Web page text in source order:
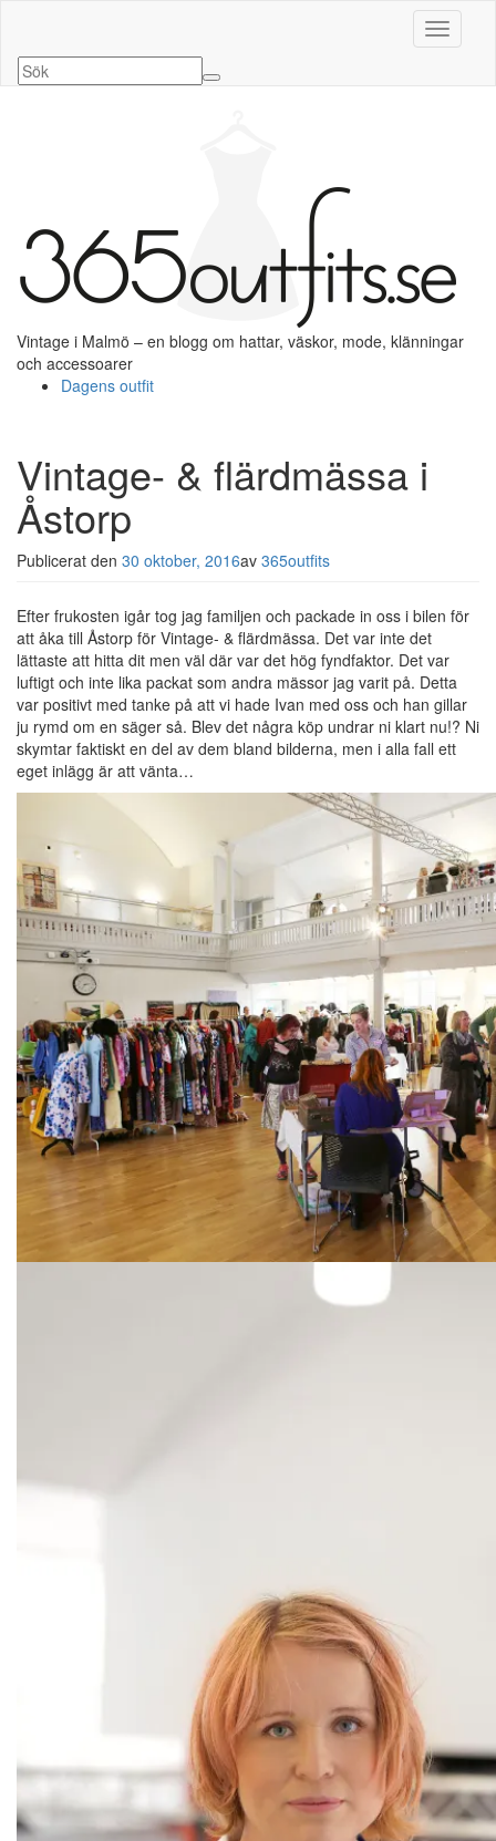
Slå på/
Vintage i Malmö – en blogg om hattar, väskor, mode, klänningar
och accessoarer
Dagens outfit
Vintage- & flärdmässa i
Åstorp
Publicerat den 30 oktober, 2016av 365outfits
Efter frukosten igår tog jag familjen och packade in oss i bilen för
att åka till Åstorp för Vintage- & flärdmässa. Det var inte det
lättaste att hitta dit men väl där var det hög fyndfaktor. Det var
luftigt och inte lika packat som andra mässor jag varit på. Detta
var positivt med tanke på att vi hade Ivan med oss och han gillar
ju rymd om en säger så. Blev det några köp undrar ni klart nu!? Ni
skymtar faktiskt en del av dem bland bilderna, men i alla fall ett
eget inlägg är att vänta…